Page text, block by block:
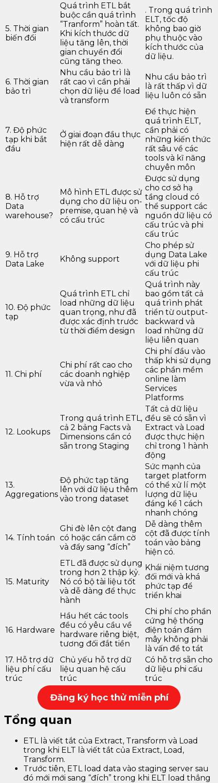
5. Thời gian
biến đổi
Quá trình ETL bắt
buộc cần quá trình
“Tranform” hoàn tất.
Khi kích thước dữ
liệu tăng lên, thời
gian chuyển đổi
cũng tăng theo.
. Trong quá trình
ELT, tốc độ
không bao giờ
phụ thuộc vào
kích thước của
dữ liệu.
6. Thời gian
bảo trì
Nhu cầu bảo trì là
rất cao vì cần phải
chọn dữ liệu để load
và transform
Nhu cầu bảo trì
là rất thấp vì dữ
liệu luôn có sẵn
7. Độ phức
tạp khi bắt
đầu
Ở giai đoạn đầu thực
hiện rất dễ dàng
Để thực hiện
quá trình ELT,
cần phải có
những kiến thức
rất sâu về các
tools và kĩ năng
chuyên môn
8. Hỗ trợ
Data
warehouse?
Mô hình ETL được sử
dụng cho dữ liệu on-
premise, quan hệ và
có cấu trúc
Được sử dụng
cho cơ sở hạ
tầng cloud có
thể support các
nguồn dữ liệu có
cấu trúc và phi
cấu trúc
9. Hỗ trợ
Data Lake
Không support
Cho phép sử
dụng Data Lake
với dữ liệu phi
cấu trúc
10. Độ phức
tạp
Quá trình ETL chỉ
load những dữ liệu
quan trọng, như đã
được xác định trước
từ thời điểm design
Quá trình này
bao gồm tất cả
quá trình phát
triển từ output-
backward và
load những dữ
liệu liên quan
11. Chi phí
Chi phí rất cao cho
các doanh nghiệp
vừa và nhỏ
Chi phí đầu vào
thấp khi sử dụng
các phần mềm
online làm
Services
Platforms
12. Lookups
Trong quá trình ETL,
cả 2 bảng Facts và
Dimensions cần có
sẵn trong Staging
Tất cả dữ liệu
đều sẽ có sẵn vì
Extract và Load
được thực hiện
chỉ trong 1 hành
động
13.
Aggregations
Độ phức tạp tăng
lên với dữ liệu thêm
vào trong dataset
Sức mạnh của
target platform
có thể xử lí một
lượng dữ liệu
đáng kể 1 cách
nhanh chóng
14. Tính toán
Ghi đè lên cột đang
có hoặc cần cắm cờ
và đẩy sang “đích”
Dễ dàng thêm
cột đã được tính
toán vào bảng
hiện có.
15. Maturity
ETL đã được sử dụng
trong hơn 2 thập kỷ.
Nó có bộ tài liệu tốt
và dễ dàng để thực
hành
Khái niệm tương
đối mới và khá
phức tạp để
triển khai
16. Hardware
Hầu hết các tools
đều có yêu cầu về
hardware riêng biệt,
tương đối đắt tiền
Chi phí cho phần
cứng hệ thống
điện toán đám
mây không phải
là vấn đề to tát
17. Hỗ trợ dữ
liệu phí cấu
trúc
Chủ yếu hỗ trợ dữ
liệu quan hệ cấu
trúc
Có hỗ trợ sẵn cho
dữ liệu phi cấu
trúc
Đăng ký học thử miễn phí
Tổng quan
ETL là viết tắt của Extract, Transform và Load
trong khi ELT là viết tắt của Extract, Load,
Transform.
Trước tiên, ETL load data vào staging server sau
đó mới mới sang “đích” trong khi ELT load thẳng